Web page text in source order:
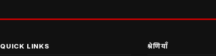
QUICK LINKS श्रेणियाँ